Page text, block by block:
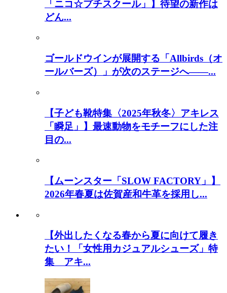
「ニコ☆プチスクール」】待望の新作は
どん...
ゴールドウインが展開する「Allbirds（オ
ールバーズ）」が次のステージへ――...
【子ども靴特集〈2025年秋冬〉アキレス
「瞬足」】最速動物をモチーフにした注
目の...
【ムーンスター「SLOW FACTORY」】
2026年春夏は佐賀産和牛革を採用し...
【外出したくなる春から夏に向けて履き
たい！「女性用カジュアルシューズ」特
集 アキ...